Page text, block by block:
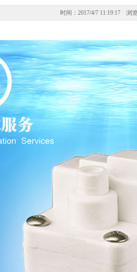
5
时间：2017/4/7 11:19:17 浏